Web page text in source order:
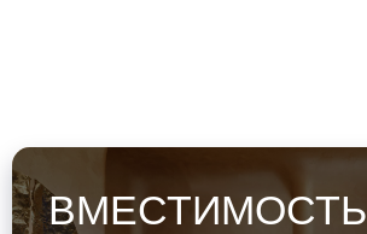
ВМЕСТИМОСТЬ